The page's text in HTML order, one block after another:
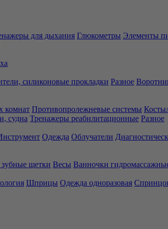
для дыхания Глюкометры Элементы
силиконовые прокладки Разное
комнат Противопролежневые системы
судна Тренажеры реабилитационные Разное
Одежда Облучатели
щетки Весы Ванночки
Шприцы Одежда одноразовая